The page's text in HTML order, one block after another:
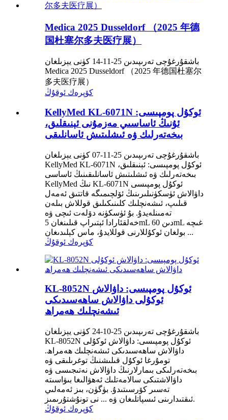
Medica 2025 Dusseldorf （2025 年德
国杜塞尔多夫医疗展）
باشقۇرغۇچى تەرىپىدىن 25-11-14 كۈنى يېزىلغان
Medica 2025 Dusseldorf （2025 年德国杜塞尔
多夫医疗展）
كۆپرەك ئوقۇڭ
KellyMed KL-6071N ئوكۇل پومپىسى:
ئۇنىڭ ئاساسىي مەزمۇنى ئېنىقلىق،
بىخەتەرلىك ۋە ئىشلىتىش ئاسانلىقى
باشقۇرغۇچى تەرىپىدىن 25-11-07 كۈنى يېزىلغان
KellyMed KL-6071N ئوكۇل پومپىسى: ئېنىقلىق،
بىخەتەرلىك ۋە ئىشلىتىش ئاسانلىقىنىڭ ئاساسى
KellyMed نىڭ KL-6071N ئوكۇل پومپىسى
داۋالاش ئۈسكۈنىلىرىنىڭ ئۆلچىمىگە قاتتىق ئەمەل
قىلىپ، ئىشەنچلىك كلىنىكىلىق قوللاش بىلەن
تەمىنلەيدۇ. بۇ ئۈسكۈنە دۆلەت ئىچى ۋە
خەلقئارادا ئېتىراپ قىلىنغان 5mL دىن 60mL غىچە
بولغان ئوكۇللارنى قوللايدۇ، ماس كېلىدىغان ...
كۆپرەك ئوقۇڭ
KL-8052N ئوكۇل پومپىسى: داۋالاش
ئوكۇلى داۋالاش ساھەسىدىكى
ئىشەنچلىك ھەمراھ
باشقۇرغۇچى تەرىپىدىن 25-10-24 كۈنى يېزىلغان
KL-8052N ئوكۇل پومپىسى: داۋالاش ئوكۇلى
داۋالاش ساھەسىدىكى ئىشەنچلىك ھەمراھ.
تومۇرغا ئوكۇل قىلىشنىڭ توغرىلىقى ۋە
بىخەتەرلىكى بىمارلارنىڭ داۋالاش نەتىجىسى ۋە
داۋالاشتىكى سالامەتلىك ئەھۋالىغا بىۋاسىتە
تەسىر كۆرسىتىدۇ. بۈگۈن، بىز ئەمەلىي
ئىقتىدارىنى ئىسپاتلىغان ۋە ... نى تونۇشتۇرىمىز.
كۆپرەك ئوقۇڭ